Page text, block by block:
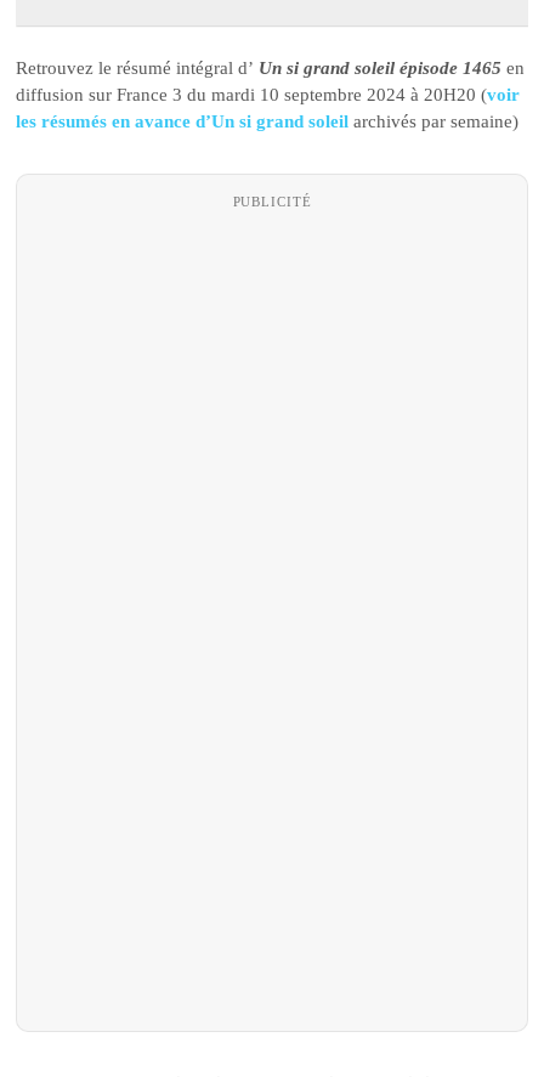
Retrouvez le résumé intégral d’ Un si grand soleil épisode 1465 en
diffusion sur France 3 du mardi 10 septembre 2024 à 20H20 (voir
les résumés en avance d’Un si grand soleil archivés par semaine)
PUBLICITÉ